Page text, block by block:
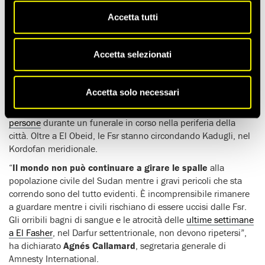
Accetta tutti
Accetta selezionati
Accetta solo necessari
popolazione civile della regione sudanese delKordofan,
sottoposta a un crescendo di attacchi da parte dei
settentrionale, le Fsr hanno preso di miraEl Obeid
novembreun attacco con un drone ha ucciso almeno 40
persone durante un funerale in corso nella periferia della
città. Oltre a El Obeid, le Fsr stanno circondando Kadugli, nel
Kordofan meridionale.
“Il mondo non può continuare a girare le spalle alla
popolazione civile del Sudan mentre i gravi pericoli che sta
correndo sono del tutto evidenti. È incomprensibile rimanere
a guardare mentre i civili rischiano di essere uccisi dalle Fsr.
Gli orribili bagni di sangue e le atrocità delle ultime settimane
a El Fasher, nel Darfur settentrionale, non devono ripetersi”,
ha dichiarato Agnés Callamard, segretaria generale di
Amnesty International.